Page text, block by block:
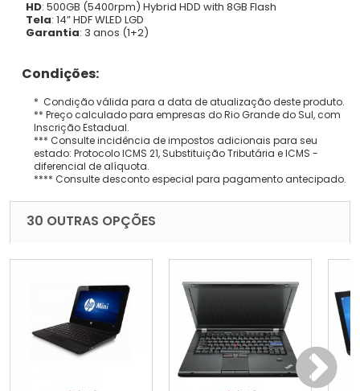
HD: 500GB (5400rpm) Hybrid HDD with 8GB Flash
Tela: 14” HDF WLED LGD
Garantia: 3 anos (1+2)
Condições:
* Condição válida para a data de atualização deste produto.
** Preço calculado para empresas do Rio Grande do Sul, com
Inscrição Estadual.
*** Consulte incidência de impostos adicionais para seu
estado: Protocolo ICMS 21, Substituição Tributária e ICMS -
diferencial de alíquota.
**** Consulte desconto especial para pagamento antecipado.
30 OUTRAS OPÇÕES